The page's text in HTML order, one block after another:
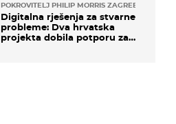
POKROVITELJ PHILIP MORRIS ZAGREB
Digitalna rješenja za stvarne
probleme: Dva hrvatska
projekta dobila potporu za